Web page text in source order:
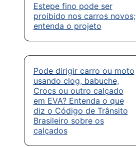
Estepe fino pode ser
proibido nos carros novos;
entenda o projeto
Pode dirigir carro ou moto
usando clog, babuche,
Crocs ou outro calçado
em EVA? Entenda o que
diz o Código de Trânsito
Brasileiro sobre os
calçados